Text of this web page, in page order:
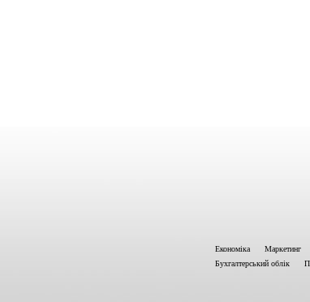
Економіка Маркетинг
Бухгалтерський облік